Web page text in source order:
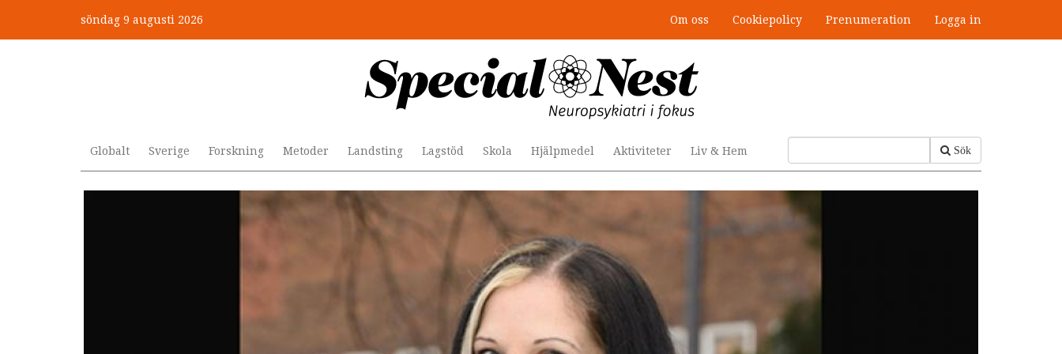
huvudinnehåll
söndag 9 augusti 2026 Om oss Cookiepolicy Prenumeration Logga in
Sök
Globalt Sverige Forskning Metoder Landsting Lagstöd Skola Hjälpmedel Aktiviteter Liv & Hem
”Jobbet gick bra – just därför togs stödet bort”